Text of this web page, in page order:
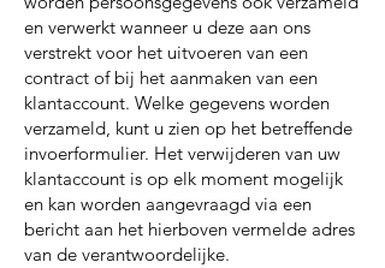
en verwerkt wanneer u deze aan ons
verstrekt voor het uitvoeren van een
contract of bij het aanmaken van een
klantaccount. Welke gegevens worden
verzameld, kunt u zien op het betreffende
invoerformulier. Het verwijderen van uw
klantaccount is op elk moment mogelijk
en kan worden aangevraagd via een
bericht aan het hierboven vermelde adres
van de verantwoordelijke.